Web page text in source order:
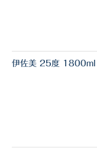
伊佐美 25度 1800ml